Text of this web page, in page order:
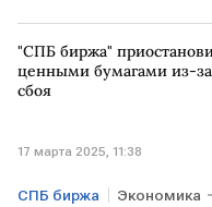
Акции Торги
"СПБ биржа"
ценными бумагами из-за
сбоя
17 марта 2025, 11:38
СПБ биржа Экономика